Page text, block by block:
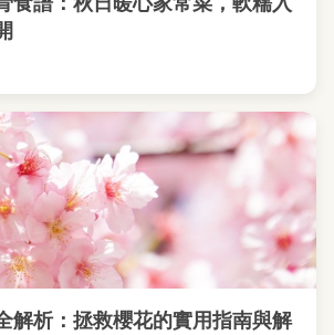
解析：拯救櫻花的實用指南與解